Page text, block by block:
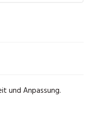
und Anpassung.